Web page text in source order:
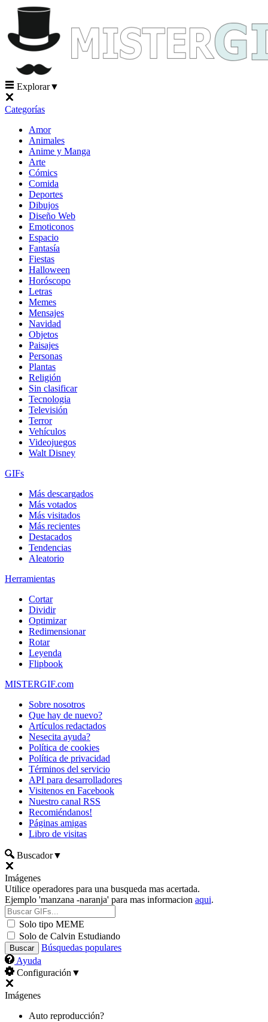
Explorar▼
Categorías
Amor
Animales
Anime y Manga
Arte
Cómics
Comida
Deportes
Dibujos
Diseño Web
Emoticonos
Espacio
Fantasía
Fiestas
Halloween
Horóscopo
Letras
Memes
Mensajes
Navidad
Objetos
Paisajes
Personas
Plantas
Religión
Sin clasificar
Tecnologia
Televisión
Terror
Vehículos
Videojuegos
Walt Disney
GIFs
Más descargados
Más votados
Más visitados
Más recientes
Destacados
Tendencias
Aleatorio
Herramientas
Cortar
Dividir
Optimizar
Redimensionar
Rotar
Leyenda
Flipbook
MISTERGIF.com
Sobre nosotros
Que hay de nuevo?
Artículos redactados
Nesecita ayuda?
Política de cookies
Política de privacidad
Términos del servicio
API para desarrolladores
Visitenos en Facebook
Nuestro canal RSS
Recomiéndanos!
Páginas amigas
Libro de visitas
Buscador▼
Imágenes
Utilice operadores para una busqueda mas acertada.
Ejemplo 'manzana -naranja' para mas informacion aqui.
Solo tipo MEME
Solo de Calvin Estudiando
Búsquedas populares
Ayuda
Configuración ▼
Imágenes
Auto reproducción?